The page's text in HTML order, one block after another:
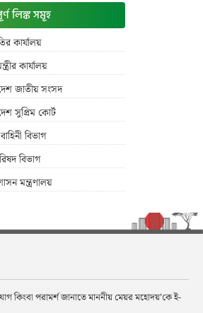
লিঙ্ক সমূহ
কার্যালয়
কার্যালয়
জাতীয় সংসদ
সুপ্রিম কোর্ট
বিভাগ
বিভাগ
মন্ত্রণালয়
পরামর্শ জানাতে মাননীয় মেয়র মহোদয়’কে ই-